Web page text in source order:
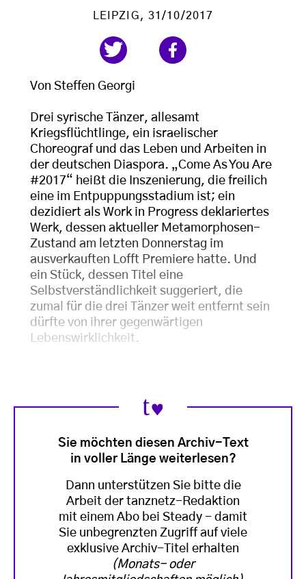
LEIPZIG , 31/10/2017
Von Steffen Georgi
Drei syrische Tänzer, allesamt
Kriegsflüchtlinge, ein israelischer
Choreograf und das Leben und Arbeiten in
der deutschen Diaspora. „Come As You Are
#2017“ heißt die Inszenierung, die freilich
eine im Entpuppungsstadium ist; ein
dezidiert als Work in Progress deklariertes
Werk, dessen aktueller Metamorphosen-
Zustand am letzten Donnerstag im
ausverkauften Lofft Premiere hatte. Und
ein Stück, dessen Titel eine
Selbstverständlichkeit suggeriert, die
zumal für die drei Tänzer weit entfernt sein
dürfte von ihrer gegenwärtigen
Lebenswirklichkeit.
Sie möchten diesen Archiv-Text
in voller Länge weiterlesen?
Dann unterstützen Sie bitte die
Arbeit der tanznetz-Redaktion
mit einem Abo bei Steady - damit
Sie unbegrenzten Zugriff auf viele
exklusive Archiv-Titel erhalten
(Monats- oder